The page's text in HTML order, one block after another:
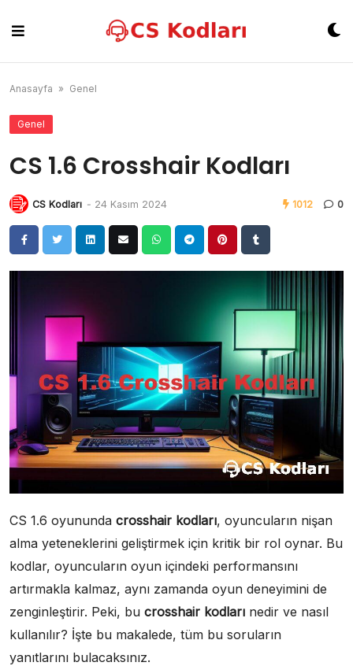
content
Anasayfa » Genel
Genel
CS 1.6 Crosshair Kodları
CS Kodları - 24 Kasım 2024 1012 0
CS 1.6 oyununda crosshair kodları, oyuncuların nişan
alma yeteneklerini geliştirmek için kritik bir rol oynar. Bu
kodlar, oyuncuların oyun içindeki performansını
artırmakla kalmaz, aynı zamanda oyun deneyimini de
zenginleştirir. Peki, bu crosshair kodları nedir ve nasıl
kullanılır? İşte bu makalede, tüm bu soruların
yanıtlarını bulacaksınız.